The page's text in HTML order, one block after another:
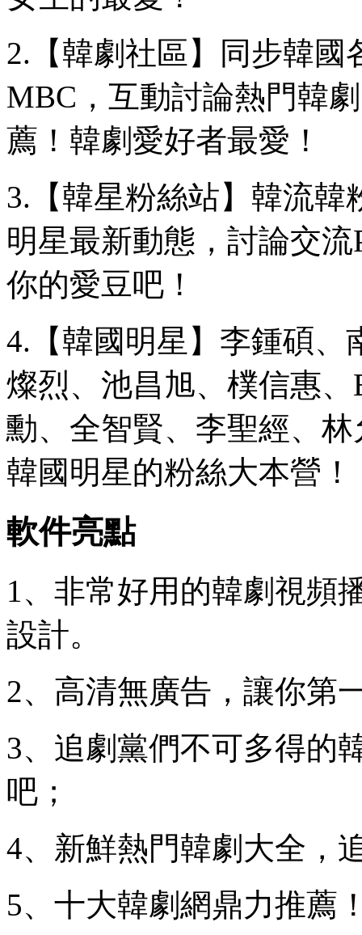
2.【韓劇社區】同步韓國
MBC，互動討論熱門韓
薦！韓劇愛好者最愛！
3.【韓星粉絲站】韓流
明星最新動態，討論交
你的愛豆吧！
4.【韓國明星】李鍾碩、
燦烈、池昌旭、樸信惠
勳、全智賢、李聖經、
韓國明星的粉絲大本營！
軟件亮點
1、非常好用的韓劇視頻
設計。
2、高清無廣告，讓你第
3、追劇黨們不可多得的
吧；
4、新鮮熱門韓劇大全，
5、十大韓劇網鼎力推薦